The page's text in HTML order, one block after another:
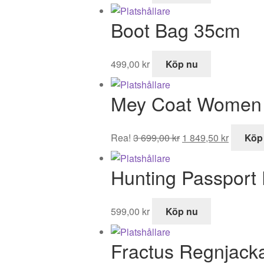
Boot Bag 35cm
499,00 kr Köp nu
Mey Coat Women
Rea! 3 699,00kr
ursprungliga
var:
1 849,50 kr
är:
Hunting Passport
599,00 kr Köp nu
Fractus